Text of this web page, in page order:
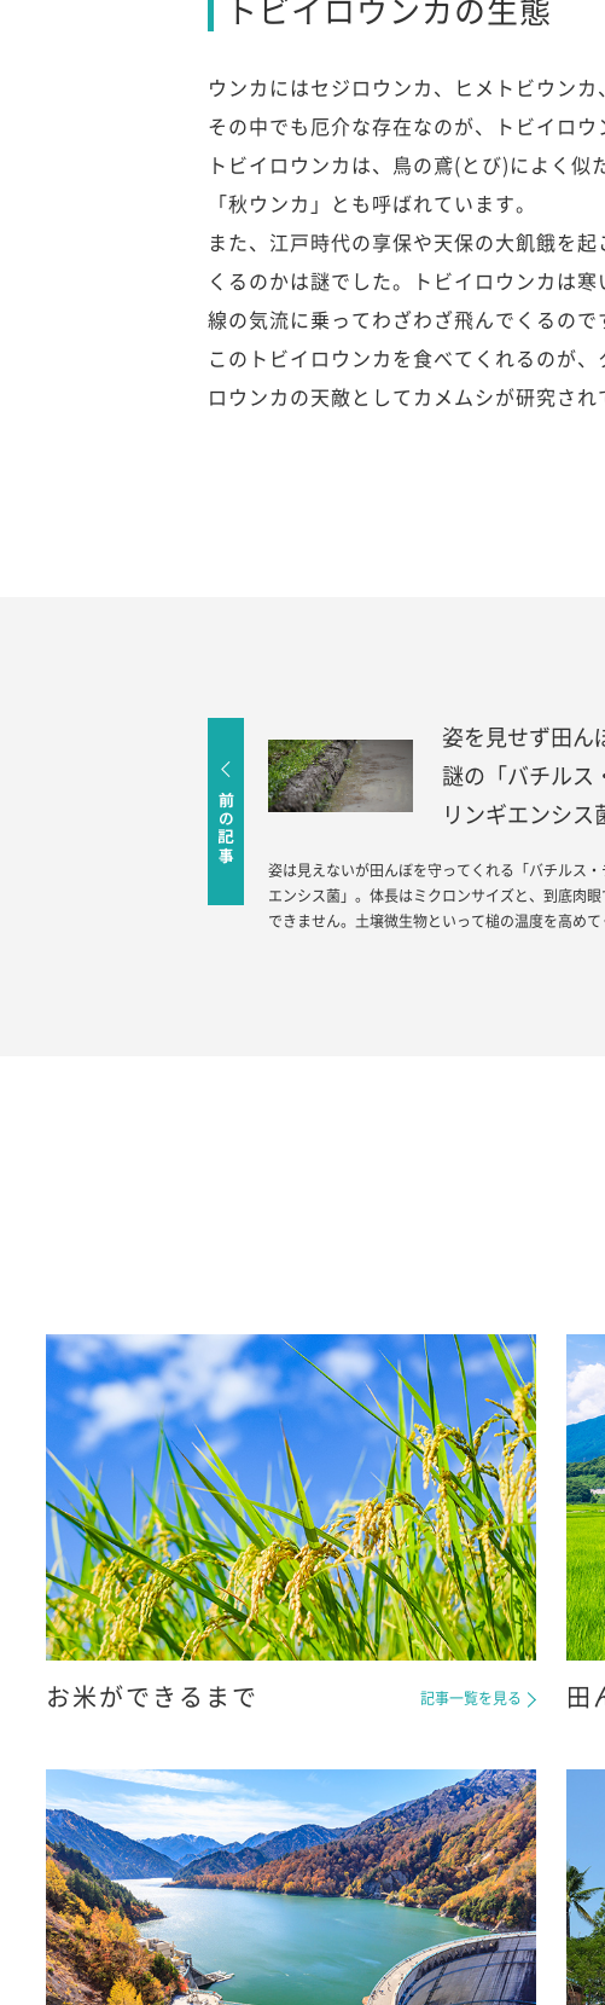
ウンカにはセジロウンカ、ヒメトビウン
その中でも厄介な存在なのが、トビイロウ
トビイロウンカは、鳥の鳶(とび)によく似
「秋ウンカ」とも呼ばれています。
また、江戸時代の享保や天保の大飢餓を
くるのかは謎でした。トビイロウンカは
線の気流に乗ってわざわざ飛んでくるので
このトビイロウンカを食べてくれるのが
ロウンカの天敵としてカメムシが研究され
姿を見せず田ん
謎の「バチルス
リンギエンシス
姿は見えないが田んぼを守ってくれる「バチルス
エンシス菌」。体長はミクロンサイズと、到底肉
できません。土壌微生物といって槌の温度を高め
お米ができるまで 記事一覧を見る 田